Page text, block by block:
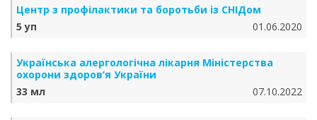
Центр з профілактики та боротьби із СНІДом
5 уп
01.06.2020
Українська алергологічна лікарня Міністерства
охорони здоров’я України
33 мл
07.10.2022